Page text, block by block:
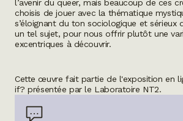
l’avenir du queer, mais beaucoup de ces
choisis de jouer avec la thématique
s’éloignant du ton sociologique et sérieux
un tel sujet, pour nous offrir plutôt une
excentriques à découvrir.
Cette œuvre fait partie de l'exposition en
if? présentée par le Laboratoire NT2.